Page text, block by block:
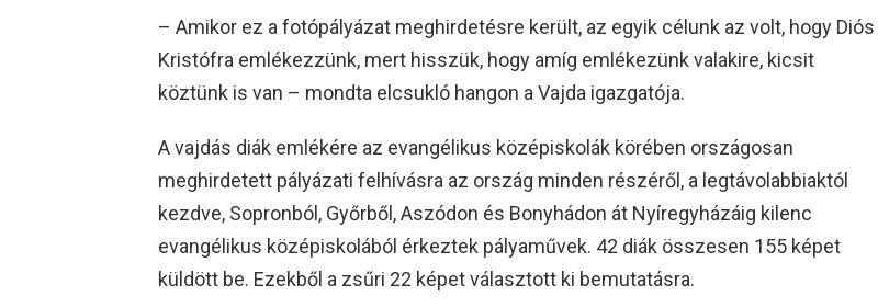
– Amikor ez a fotópályázat meghirdetésre került, az egyik célunk az volt, hogy Diós
Kristófra emlékezzünk, mert hisszük, hogy amíg emlékezünk valakire, kicsit
köztünk is van – mondta elcsukló hangon a Vajda igazgatója.
A vajdás diák emlékére az evangélikus középiskolák körében országosan
meghirdetett pályázati felhívásra az ország minden részéről, a legtávolabbiaktól
kezdve, Sopronból, Győrből, Aszódon és Bonyhádon át Nyíregyházáig kilenc
evangélikus középiskolából érkeztek pályaművek. 42 diák összesen 155 képet
küldött be. Ezekből a zsűri 22 képet választott ki bemutatásra.